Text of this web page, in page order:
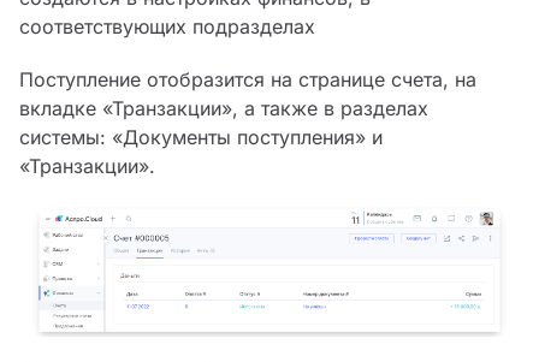
соответствующих подразделах
Поступление отобразится на странице счета, на
вкладке «Транзакции», а также в разделах
системы: «Документы поступления» и
«Транзакции».